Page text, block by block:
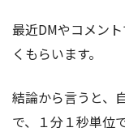
最近DMやコメン
くもらいます。
結論から言うと、
で、１分１秒単位